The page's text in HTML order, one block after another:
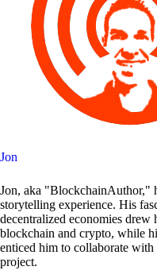
Jon
Jon, aka "BlockchainAuthor,"
storytelling experience. His
decentralized economies
blockchain and crypto, while
enticed him to collaborate
project.